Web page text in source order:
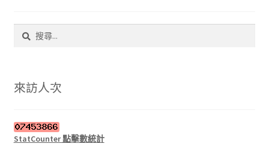
字:
來訪人次
StatCounter 點擊數統計